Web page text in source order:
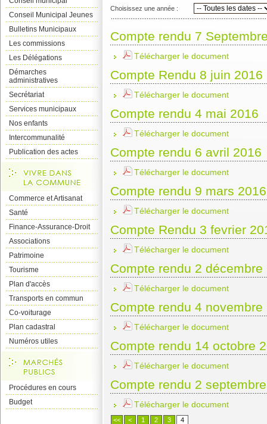
Conseil Municipal Jeunes
Bulletins Municipaux
Les commissions
Les Délégations
Démarches
administratives
Secrétariat
Services municipaux
Nos enfants
Intercommunalité
Publication des actes
Commerce et Artisanat
Santé
Finance-Assurance-Droit
Associations
Patrimoine
Tourisme
Plan d'accès
Transports en commun
Co-voiturage
Plan cadastral
Numéros utiles
Procédures en cours
Budget
Choisissez une année :
Compte rendu 7
Télécharger le document
Compte Rendu 8 juin 2016
Télécharger le document
Compte rendu 4 mai 2016
Télécharger le document
Compte rendu 6 avril 2016
Télécharger le document
Compte rendu 9 mars 2016
Télécharger le document
Compte Rendu 3 fevrier
Télécharger le document
Compte rendu 2 décembre
Télécharger le document
Compte rendu 4 novembre
Télécharger le document
Compte rendu 14 octobre
Télécharger le document
Compte rendu 2
Télécharger le document
<< < 1 2 3 4